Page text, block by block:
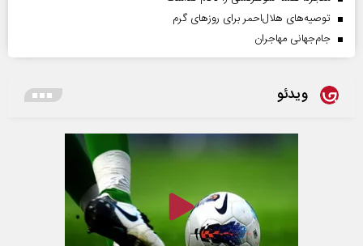
توصیه‌های هلال‌احمر برای روز‌های گرم
جام‌جهانی مهاجران
ویدئو